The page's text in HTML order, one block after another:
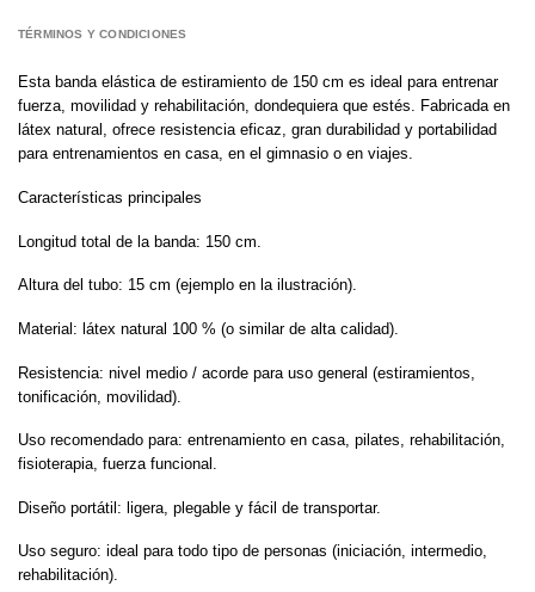
TÉRMINOS Y CONDICIONES
Esta banda elástica de estiramiento de 150 cm es ideal para entrenar
fuerza, movilidad y rehabilitación, dondequiera que estés. Fabricada en
látex natural, ofrece resistencia eficaz, gran durabilidad y portabilidad
para entrenamientos en casa, en el gimnasio o en viajes.
Características principales
Longitud total de la banda: 150 cm.
Altura del tubo: 15 cm (ejemplo en la ilustración).
Material: látex natural 100 % (o similar de alta calidad).
Resistencia: nivel medio / acorde para uso general (estiramientos,
tonificación, movilidad).
Uso recomendado para: entrenamiento en casa, pilates, rehabilitación,
fisioterapia, fuerza funcional.
Diseño portátil: ligera, plegable y fácil de transportar.
Uso seguro: ideal para todo tipo de personas (iniciación, intermedio,
rehabilitación).